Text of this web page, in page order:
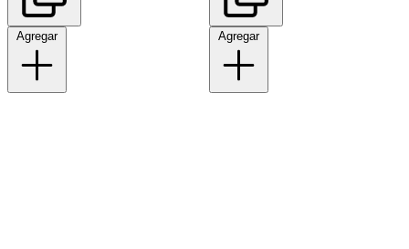
Agregar Agregar